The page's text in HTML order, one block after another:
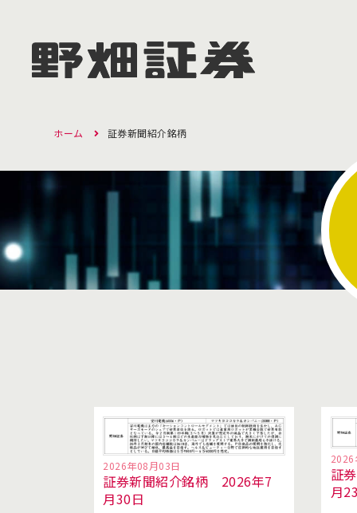
ホーム 証券新聞紹介銘柄
2026年08月03日
証券新聞紹介銘柄 2026年7
月30日
2026
証
月